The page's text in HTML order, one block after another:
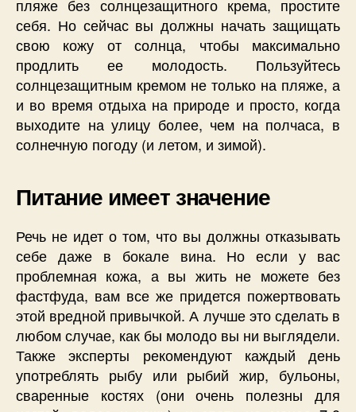
пляже без солнцезащитного крема, простите
себя. Но сейчас вы должны начать защищать
свою кожу от солнца, чтобы максимально
продлить ее молодость. Пользуйтесь
солнцезащитным кремом не только на пляже, а
и во время отдыха на природе и просто, когда
выходите на улицу более, чем на полчаса, в
солнечную погоду (и летом, и зимой).
Питание имеет значение
Речь не идет о том, что вы должны отказывать
себе даже в бокале вина. Но если у вас
проблемная кожа, а вы жить не можете без
фастфуда, вам все же придется пожертвовать
этой вредной привычкой. А лучше это сделать в
любом случае, как бы молодо вы ни выглядели.
Также эксперты рекомендуют каждый день
употреблять рыбу или рыбий жир, бульоны,
сваренные костях (они очень полезны для